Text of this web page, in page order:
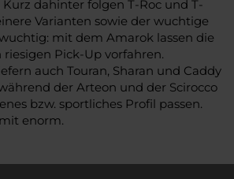
dahinter folgen T-Roc und T-
Varianten sowie der wuchtige
mit dem Amarok lassen die
Pick-Up vorfahren.
auch Touran, Sharan und Caddy
der Arteon und der Scirocco
bzw. sportliches Profil passen.
enorm.